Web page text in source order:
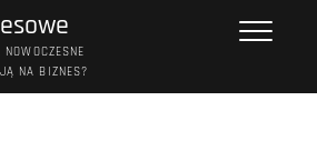
NA BIZNES?